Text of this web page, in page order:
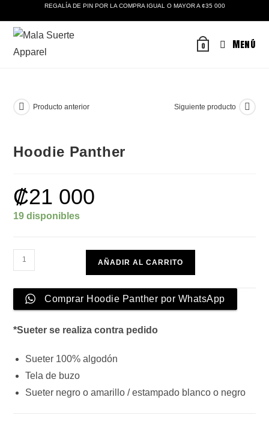
al
contenido
REGALÍA DE PIN POR LA COMPRA IGUAL O MAYOR A ¢35 000
0 Menú
Producto anterior Siguiente producto
Hoodie Panther
₡21 000
19 disponibles
Hoodie
Panther
cantidad
AÑADIR AL CARRITO
Comprar Hoodie Panther por WhatsApp
*Sueter se realiza contra pedido
Sueter 100% algodón
Tela de buzo
Sueter negro o amarillo / estampado blanco o negro